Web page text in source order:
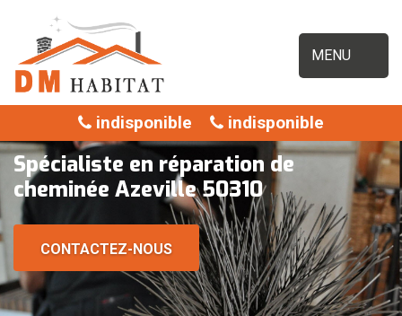
MENU
indisponible indisponible
Spécialiste en réparation de
cheminée Azeville 50310
CONTACTEZ-NOUS